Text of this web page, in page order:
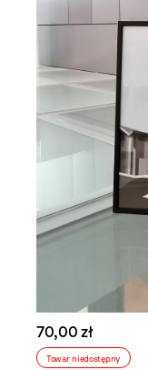
70,00 zł
Towar niedostępny